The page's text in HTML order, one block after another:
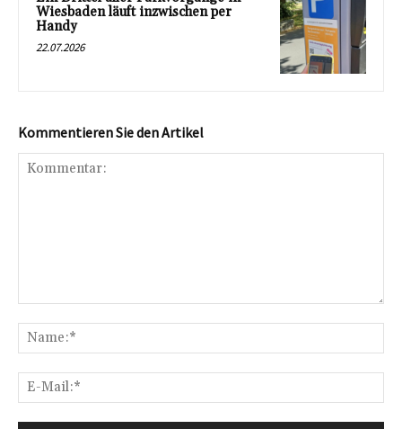
Wiesbaden läuft inzwischen per
Handy
22.07.2026
Kommentieren Sie den Artikel